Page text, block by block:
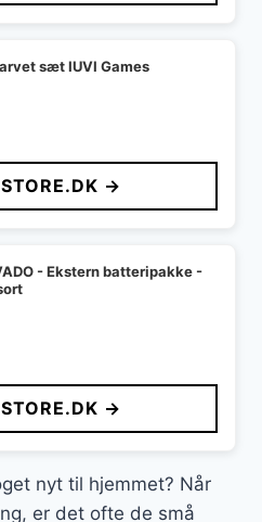
sæt IUVI Games
→
- Ekstern batteripakke -
→
nyt til hjemmet? Når
er det ofte de små